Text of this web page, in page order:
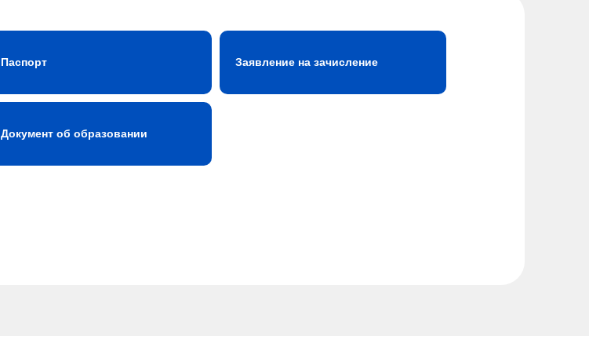
Паспорт
Документ об образовании
Заявление на зачисление